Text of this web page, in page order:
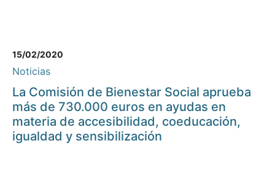
15/02/2020
Noticias
La Comisión de Bienestar Social aprueba
más de 730.000 euros en ayudas en
materia de accesibilidad, coeducación,
igualdad y sensibilización